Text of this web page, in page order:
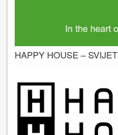
HAPPY HOUSE –